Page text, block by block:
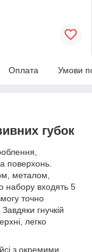
Оплата Умови
губок
поверхонь.
металом,
набору входять 5
точно
гнучкій
легко
з окремими